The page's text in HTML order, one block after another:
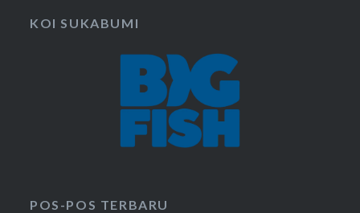
KOI SUKABUMI
POS-POS TERBARU